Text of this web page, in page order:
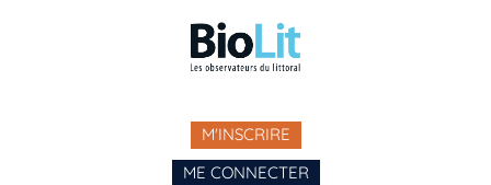
M'INSCRIRE
ME CONNECTER